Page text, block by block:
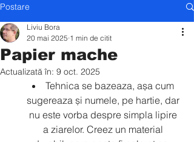
Postare
Papier mache
Liviu Bora
20 mai 2025 1 min de citit
Actualizată în: 9 oct. 2025
Tehnica se bazeaza, așa cum
sugereaza și numele, pe hartie, dar
nu este vorba despre simpla lipire
a ziarelor. Creez un material